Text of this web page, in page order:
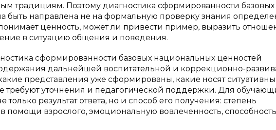
традициям. Поэтому диагностика сформированности базовых
быть направлена не на формальную проверку знания
ценность, может ли привести пример, выразить
в ситуацию общения и поведения.
сформированности базовых национальных ценностей
дальнейшей воспитательной и коррекционно-
представления уже сформированы, какие носят
требуют уточнения и педагогической поддержки. Для
результат ответа, но и способ его получения: степень
в помощи взрослого, эмоциональную вовлеченность, способность